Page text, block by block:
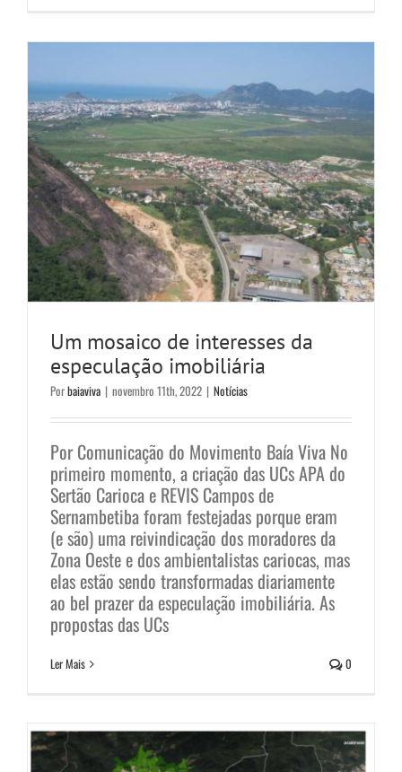
Um mosaico de interesses da
especulação imobiliária
Porbaiaviva | novembro 11th, 2022 | Notícias
Por Comunicação do Movimento Baía Viva No
primeiro momento, a criação das UCs APA do
Sertão Carioca e REVIS Campos de
Sernambetiba foram festejadas porque eram
(e são) uma reivindicação dos moradores da
Zona Oeste e dos ambientalistas cariocas, mas
elas estão sendo transformadas diariamente
ao bel prazer da especulação imobiliária. As
propostas das UCs
Ler Mais 0
Unidades de Conservação das
Vargens são modificadas para
atender ao mercado imobiliário